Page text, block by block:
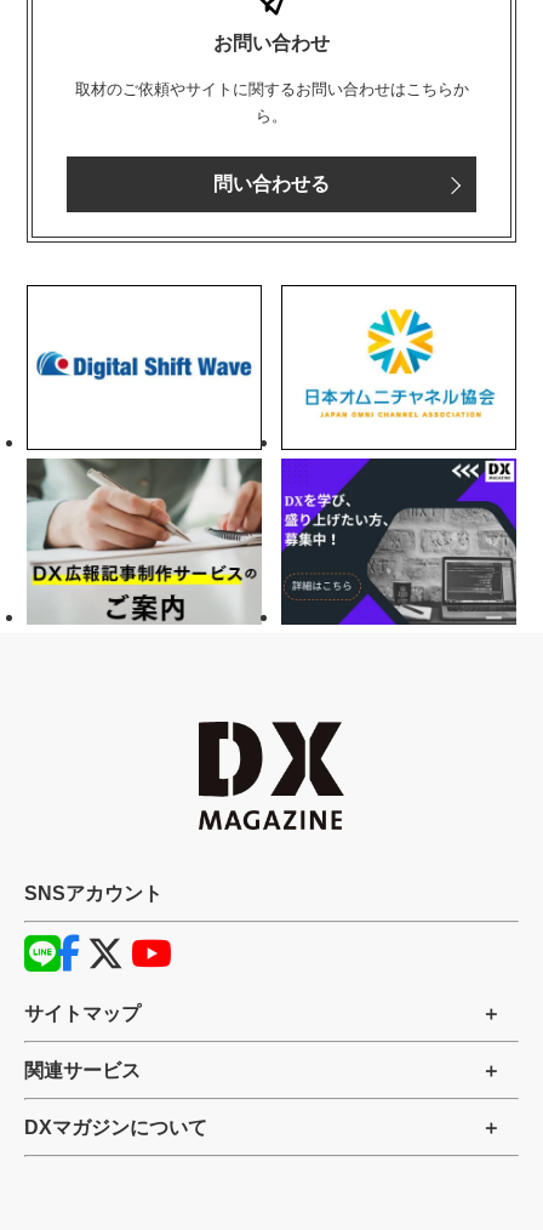
お問い合わせ
取材のご依頼やサイトに関するお問い合わせはこちらか
ら。
問い合わせる
SNSアカウント
サイトマップ
関連サービス
DXマガジンについて